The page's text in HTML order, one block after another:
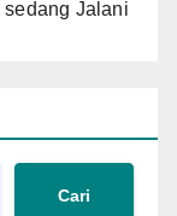
sedang Jalani
Cari